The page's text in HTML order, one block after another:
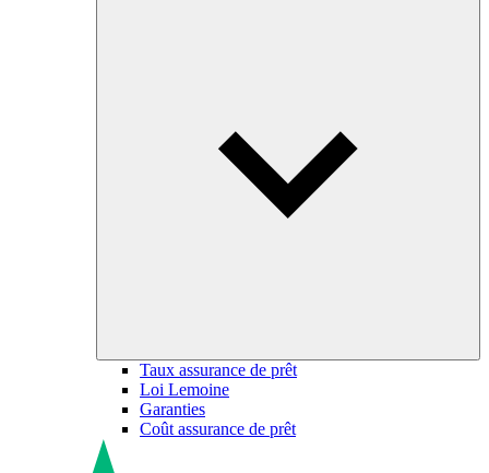
Taux assurance de prêt
Loi Lemoine
Garanties
Coût assurance de prêt